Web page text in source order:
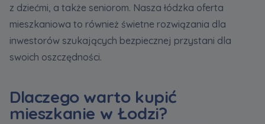
z dziećmi, a także seniorom. Nasza łódzka oferta
mieszkaniowa to również świetne rozwiązania dla
inwestorów szukających bezpiecznej przystani dla
swoich oszczędności.
Dlaczego warto kupić
mieszkanie w Łodzi?